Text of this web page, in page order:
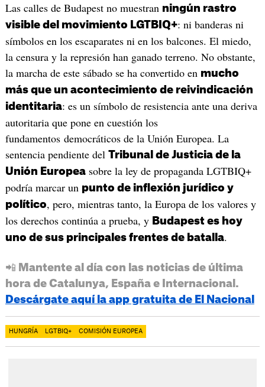
Las calles de Budapest no muestran ningún rastro
visible del movimiento LGTBIQ+: ni banderas ni
símbolos en los escaparates ni en los balcones. El miedo,
la censura y la represión han ganado terreno. No obstante,
la marcha de este sábado se ha convertido en mucho
más que un acontecimiento de reivindicación
identitaria: es un símbolo de resistencia ante una deriva
autoritaria que pone en cuestión los
fundamentos democráticos de la Unión Europea. La
sentencia pendiente del Tribunal de Justicia de la
Unión Europeasobre la ley de propaganda LGTBIQ+
podría marcar un punto de inflexión jurídico y
político, pero, mientras tanto, la Europa de los valores y
los derechos continúa a prueba, y Budapest es hoy
uno de sus principales frentes de batalla.
📲 Mantente al día con las noticias de última
hora de Catalunya, España e Internacional.
Descárgate aquí la app gratuita de El Nacional
HUNGRÍA LGTBIQ+ COMISIÓN EUROPEA